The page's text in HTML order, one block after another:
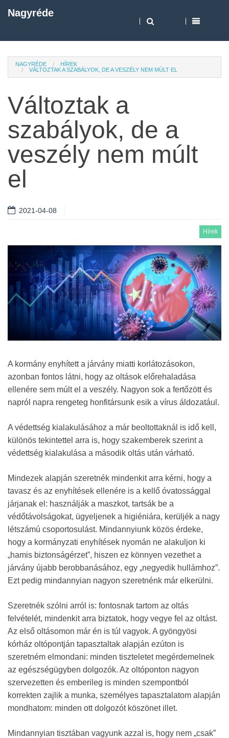
Nagyréde
NAGYRÉDE
HÍREK
VÁLTOZTAK A SZABÁLYOK, DE A VESZÉLY NEM MÚLT EL
Változtak a
szabályok, de a
veszély nem múlt
el
2021-04-08
Hírek
A kormány enyhített a járvány miatti korlátozásokon,
azonban fontos látni, hogy az oltások előrehaladása
ellenére sem múlt el a veszély. Nagyon sok a fertőzött és
napról napra rengeteg honfitársunk esik a vírus áldozatául.
A védettség kialakulásához a már beoltottaknál is idő kell,
különös tekintettel arra is, hogy szakemberek szerint a
védettség kialakulása a második oltás után várható.
Mindezek alapján szeretnék mindenkit arra kérni, hogy a
tavasz és az enyhítések ellenére is a kellő óvatossággal
járjanak el: használják a maszkot, tartsák be a
védőtávolságokat, ügyeljenek a higiéniára, kerüljék a nagy
létszámú csoportosulást. Mindannyiunk közös érdeke,
hogy a kormányzati enyhítések nyomán ne alakuljon ki
„hamis biztonságérzet”, hiszen ez könnyen vezethet a
járvány újabb berobbanásához, egy „negyedik hullámhoz”.
Ezt pedig mindannyian nagyon szeretnénk már elkerülni.
Szeretnék szólni arról is: fontosnak tartom az oltás
felvételét, mindenkit arra biztatok, hogy vegye fel az oltást.
Az első oltásomon már én is túl vagyok. A gyöngyösi
kórház oltópontján tapasztaltak alapján ezúton is
szeretném elmondani: minden tiszteletet megérdemelnek
az egészségügyben dolgozók. Az oltóponton nagyon
szervezetten és emberileg is minden szempontból
korrekten zajlik a munka, személyes tapasztalatom alapján
mondhatom: minden ott dolgozót köszönet illet.
Mindannyian tisztában vagyunk azzal is, hogy nem „csak”